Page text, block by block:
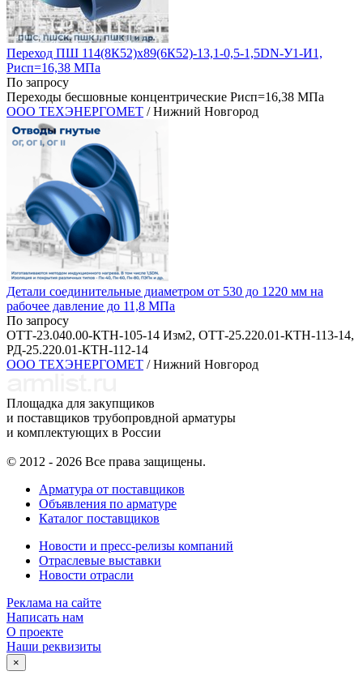
Переход ПШ 114(8К52)х89(6К52)-13,1-0,5-1,5DN-У1-И1,
Рисп=16,38 МПа
По запросу
Переходы бесшовные концентрические Рисп=16,38 МПа
ООО ТЕХЭНЕРГОМЕТ / Нижний Новгород
Детали соединительные диаметром от 530 до 1220 мм на
рабочее давление до 11,8 МПа
По запросу
ОТТ-23.040.00-КТН-105-14 Изм2, ОТТ-25.220.01-КТН-113-14,
РД-25.220.01-КТН-112-14
ООО ТЕХЭНЕРГОМЕТ / Нижний Новгород
Площадка для закупщиков
и поставщиков трубопровдной арматуры
и комплектующих в России
© 2012 - 2026 Все права защищены.
Арматура от поставщиков
Объявления по арматуре
Каталог поставщиков
Новости и пресс-релизы компаний
Отраслевые выставки
Новости отрасли
Реклама на сайте
Написать нам
О проекте
Наши реквизиты
×